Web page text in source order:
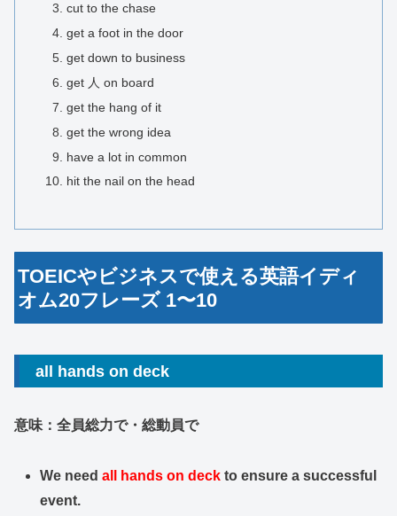
cut to the chase
get a foot in the door
get down to business
get 人 on board
get the hang of it
get the wrong idea
have a lot in common
hit the nail on the head
TOEICやビジネスで使える英語イディ
オム20フレーズ 1〜10
all hands on deck
意味：全員総力で・総動員で
We needall hands on deck to ensure a successful
event.